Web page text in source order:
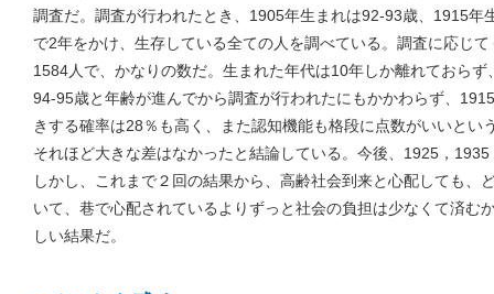
調査だ。調査が行われたとき、1905年生まれは92-93歳、1915年
で2年をかけ、生存している全ての人を調べている。調査に応じ
1584人で、かなりの数だ。生まれた年代は10年しか離れておら
94-95歳と年齢が進んでから調査が行われたにもかかわらず、
きする確率は28％も高く、また認知機能も格段に点数がいいとい
それほど大きな差はなかったと結論している。今後、1925，
しかし、これまで２回の結果から、高齢社会到来と心配しても、
いて、巷で心配されているよりずっと社会の負担は少なくて済む
しい結果だ。